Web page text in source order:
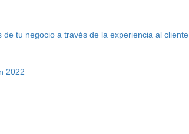
tu negocio a través de la experiencia al cliente
2022